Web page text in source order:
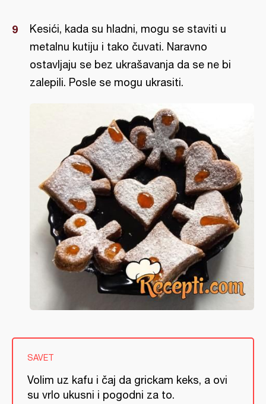
Kesići, kada su hladni, mogu se staviti u
metalnu kutiju i tako čuvati. Naravno
ostavljaju se bez ukrašavanja da se ne bi
zalepili. Posle se mogu ukrasiti.
SAVET
Volim uz kafu i čaj da grickam keks, a ovi
su vrlo ukusni i pogodni za to.